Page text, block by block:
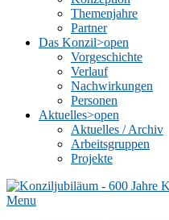
Themenjahre
Partner
Das Konzil>open
Vorgeschichte
Verlauf
Nachwirkungen
Personen
Aktuelles>open
Aktuelles / Archiv
Arbeitsgruppen
Projekte
Menu